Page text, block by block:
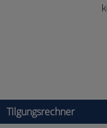
Tilgungsrechner